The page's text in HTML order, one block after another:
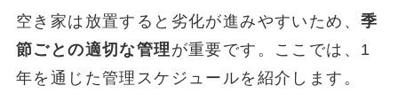
空き家は放置すると劣化が進みやすいため、 季
節ごとの適切な管理 が重要です。ここでは、1
年を通じた管理スケジュールを紹介します。